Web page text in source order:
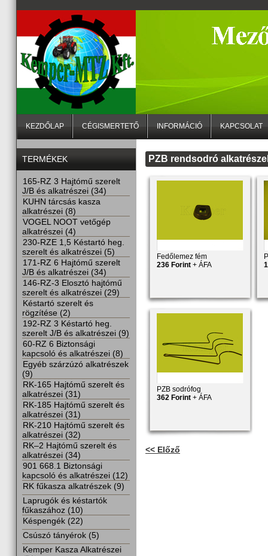
KEZDŐLAP CÉGISMERTETŐ INFORMÁCIÓ KAPCSOLAT
PZB rendsodró
Fedőlemez fém
236 Forint + ÁFA
PZB sodrófog
362 Forint + ÁFA
<< Előző
TERMÉKEK
165-RZ 3 Hajtómű szerelt
J/B és alkatrészei (34)
KUHN tárcsás kasza
alkatrészei (8)
VOGEL NOOT vetőgép
alkatrészei (4)
230-RZE 1,5 Késtartó heg.
szerelt és alkatrészei (5)
171-RZ 6 Hajtómű szerelt
J/B és alkatrészei (34)
146-RZ-3 Elosztó hajtómű
szerelt és alkatrészei (29)
Késtartó szerelt és
rögzítése (2)
192-RZ 3 Késtartó heg.
szerelt J/B és alkatrészei (9)
60-RZ 6 Biztonsági
kapcsoló és alkatrészei (8)
Egyéb szárzúzó alkatrészek
(9)
RK-165 Hajtómű szerelt és
alkatrészei (31)
RK-185 Hajtómű szerelt és
alkatrészei (31)
RK-210 Hajtómű szerelt és
alkatrészei (32)
RK–2 Hajtómű szerelt és
alkatrészei (34)
901 668.1 Biztonsági
kapcsoló és alkatrészei (12)
RK fűkasza alkatrészek (9)
Laprugók és késtartók
fűkaszához (10)
Késpengék (22)
Csúszó tányérok (5)
Kemper Kasza Alkatrészei